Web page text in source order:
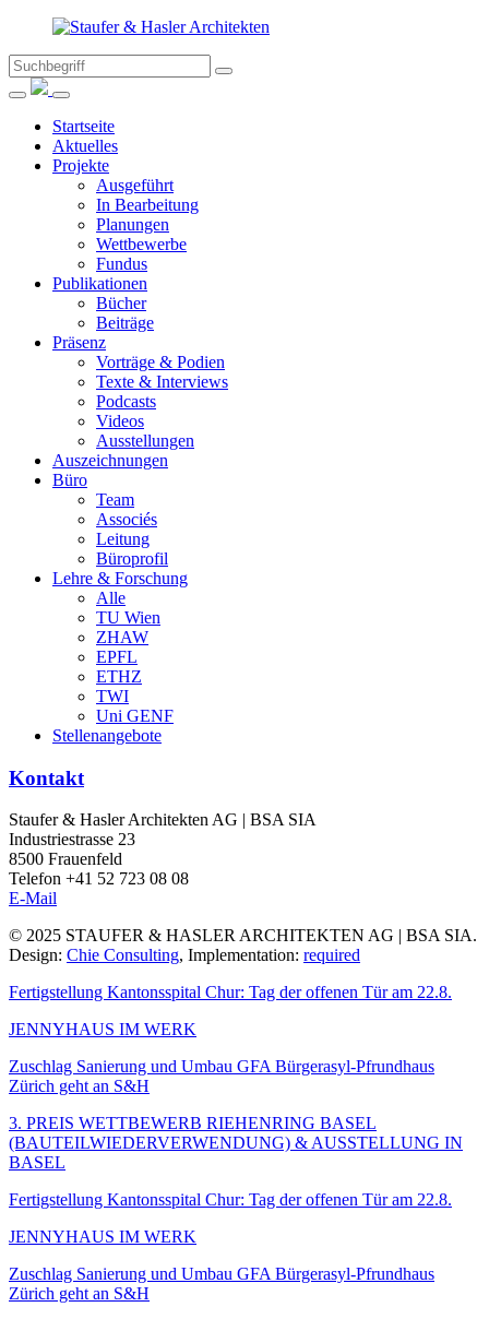
Staufer
&
Hasler
Architekten
Staufer,
Architekten,
Frauenfeld
Suche
nach:
Suchen
Suche
schliessen
Menü
schliessen
Startseite
Aktuelles
Projekte
Ausgeführt
In Bearbeitung
Planungen
Wettbewerbe
Fundus
Publikationen
Bücher
Beiträge
Präsenz
Vorträge & Podien
Texte & Interviews
Podcasts
Videos
Ausstellungen
Auszeichnungen
Büro
Team
Associés
Leitung
Büroprofil
Lehre & Forschung
Alle
TU Wien
ZHAW
EPFL
ETHZ
TWI
Uni GENF
Stellenangebote
Kontakt
Staufer & Hasler Architekten AG | BSA SIA
Industriestrasse 23
8500 Frauenfeld
Telefon +41 52 723 08 08
E-Mail
© 2025 STAUFER & HASLER ARCHITEKTEN AG | BSA SIA.
Design: Chie Consulting, Implementation: required
Fertigstellung Kantonsspital Chur: Tag der offenen Tür am 22.8.
JENNYHAUS IM WERK
Zuschlag Sanierung und Umbau GFA Bürgerasyl-Pfrundhaus
Zürich geht an S&H
3. PREIS WETTBEWERB RIEHENRING BASEL
(BAUTEILWIEDERVERWENDUNG) & AUSSTELLUNG IN
BASEL
Fertigstellung Kantonsspital Chur: Tag der offenen Tür am 22.8.
JENNYHAUS IM WERK
Zuschlag Sanierung und Umbau GFA Bürgerasyl-Pfrundhaus
Zürich geht an S&H